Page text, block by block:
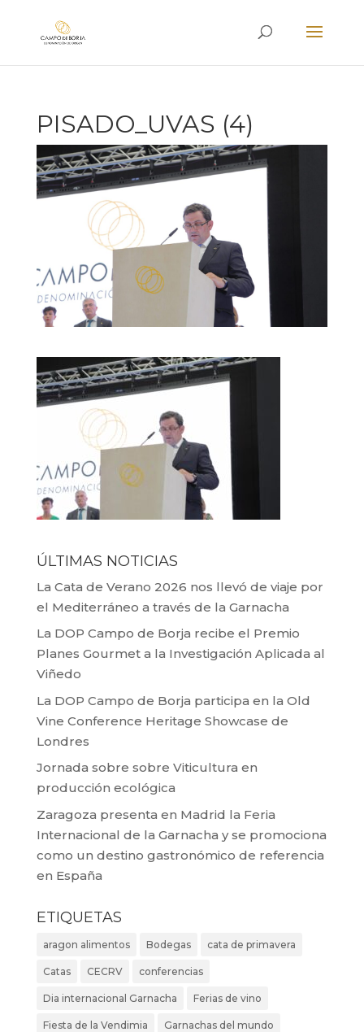
PISADO_UVAS (4)
ÚLTIMAS NOTICIAS
La Cata de Verano 2026 nos llevó de viaje por
el Mediterráneo a través de la Garnacha
La DOP Campo de Borja recibe el Premio
Planes Gourmet a la Investigación Aplicada al
Viñedo
La DOP Campo de Borja participa en la Old
Vine Conference Heritage Showcase de
Londres
Jornada sobre sobre Viticultura en
producción ecológica
Zaragoza presenta en Madrid la Feria
Internacional de la Garnacha y se promociona
como un destino gastronómico de referencia
en España
ETIQUETAS
aragon alimentos Bodegas cata de primavera
Catas CECRV conferencias
Dia internacional Garnacha Ferias de vino
Fiesta de la Vendimia Garnachas del mundo